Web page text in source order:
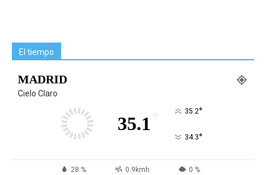
El tiempo
MADRID
Cielo Claro
35.1 ° 35.2°
34.3°
28 % 0.9kmh 0 %